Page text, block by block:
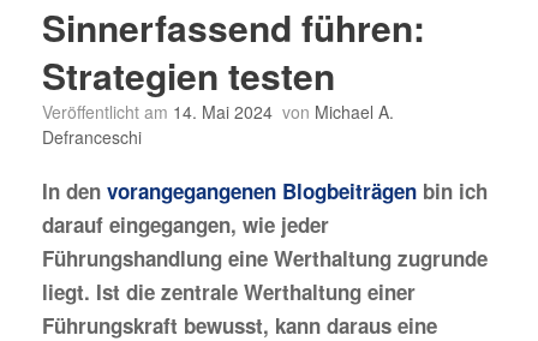
Sinnerfassend führen:
Strategien testen
Veröffentlicht am 14. Mai 2024 von Michael A.
Defranceschi
In den vorangegangenen Blogbeiträgen bin ich
darauf eingegangen, wie jeder
Führungshandlung eine Werthaltung zugrunde
liegt. Ist die zentrale Werthaltung einer
Führungskraft bewusst, kann daraus eine